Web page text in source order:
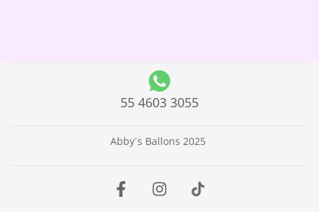
55 4603 3055
Abby´s Ballons 2025